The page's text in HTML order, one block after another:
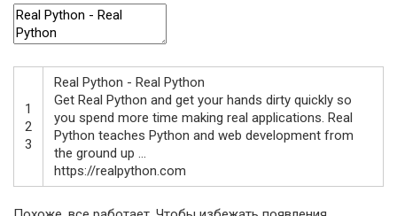
1
2
3
Real Python - Real Python
Get Real Python and get your hands dirty quickly so
you spend more time making real applications. Real
Python teaches Python and web development from
the ground up ...
https://realpython.com